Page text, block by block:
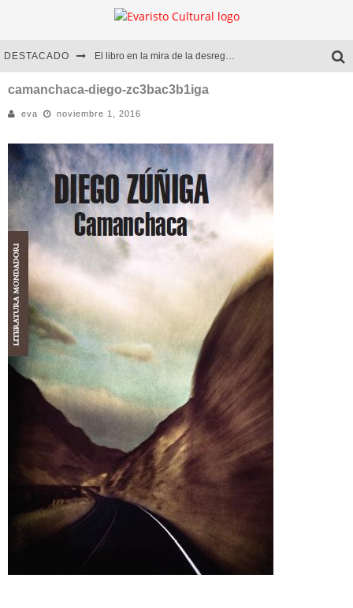
DESTACADO El libro en la mira de la desregulación
Marcelo Rubio | El llovedor
Diego Meret | Hotel Acapulco
Alejandra Correa | La nieve
camanchaca-diego-zc3bac3b1iga
eva noviembre 1, 2016